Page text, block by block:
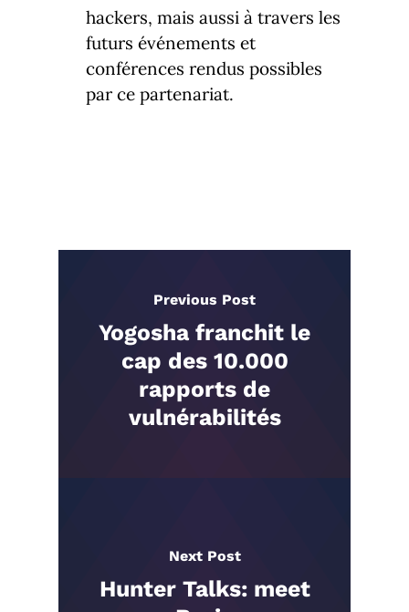
hackers, mais aussi à travers les
futurs événements et
conférences rendus possibles
par ce partenariat.
Previous Post
Yogosha franchit le
cap des 10.000
rapports de
vulnérabilités
Next Post
Hunter Talks: meet